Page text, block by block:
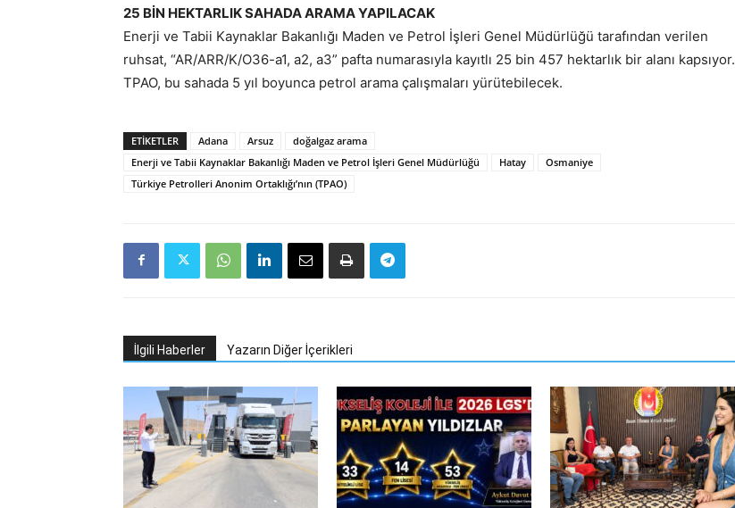
25 BİN HEKTARLIK SAHADA ARAMA YAPILACAK
Enerji ve Tabii Kaynaklar Bakanlığı Maden ve Petrol İşleri Genel Müdürlüğü tarafından verilen
ruhsat, “AR/ARR/K/O36-a1, a2, a3” pafta numarasıyla kayıtlı 25 bin 457 hektarlık bir alanı kapsıyor.
TPAO, bu sahada 5 yıl boyunca petrol arama çalışmaları yürütebilecek.
ETIKETLER Adana Arsuz
doğalgaz arama
Enerji ve Tabii Kaynaklar Bakanlığı Maden ve Petrol İşleri Genel Müdürlüğü
Hatay
Osmaniye
Türkiye Petrolleri Anonim Ortaklığı’nın (TPAO)
İlgili Haberler Yazarın Diğer İçerikleri